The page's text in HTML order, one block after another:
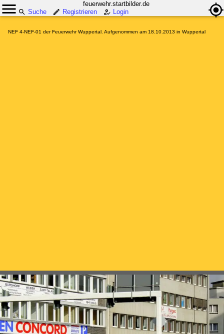
feuerwehr.startbilder.de
Suche
Registrieren Login
NEF 4-NEF-01 der Feuerwehr Wuppertal. Aufgenommen am 18.10.2013 in Wuppertal